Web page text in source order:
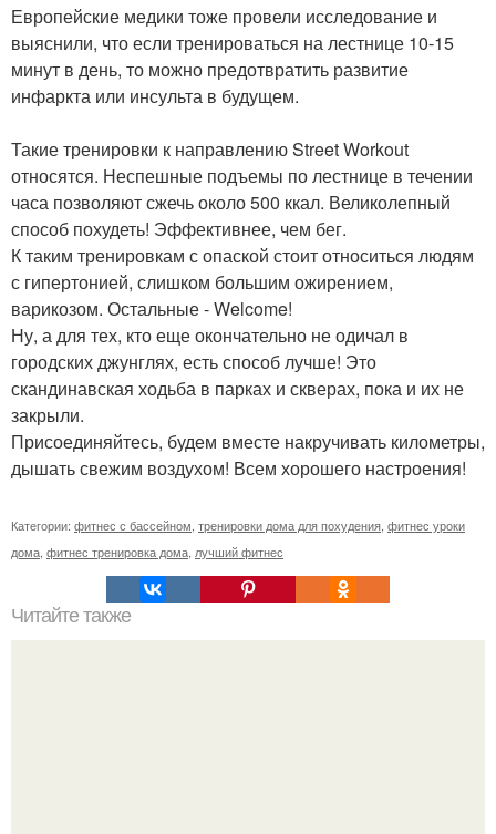
Европейские медики тоже провели исследование и
выяснили, что если тренироваться на лестнице 10-15
минут в день, то можно предотвратить развитие
инфаркта или инсульта в будущем.
Такие тренировки к направлению Street Workout
относятся. Неспешные подъемы по лестнице в течении
часа позволяют сжечь около 500 ккал. Великолепный
способ похудеть! Эффективнее, чем бег.
К таким тренировкам с опаской стоит относиться людям
с гипертонией, слишком большим ожирением,
варикозом. Остальные - Welcome!
Ну, а для тех, кто еще окончательно не одичал в
городских джунглях, есть способ лучше! Это
скандинавская ходьба в парках и скверах, пока и их не
закрыли.
Присоединяйтесь, будем вместе накручивать километры,
дышать свежим воздухом! Всем хорошего настроения!
Категории: фитнес с бассейном тренировки дома для похудения фитнес уроки
дома фитнес тренировка дома лучший фитнес
Читайте также